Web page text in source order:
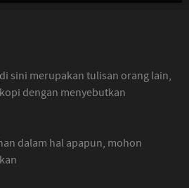
sini merupakan tulisan orang lain,
dengan menyebutkan
dalam hal apapun, mohon